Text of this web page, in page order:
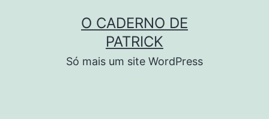
O CADERNO DE
PATRICK
Só mais um site WordPress